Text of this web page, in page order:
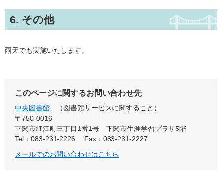
6. その他
雨天でも実施いたします。
このページに関するお問い合わせ先
中央図書館
図書館サービスに関すること
〒750-0016
下関市細江町三丁目1番1号 下関市生涯学習プラザ5階
Tel：083-231-2226
Fax：083-231-2227
メールでのお問い合わせはこちら